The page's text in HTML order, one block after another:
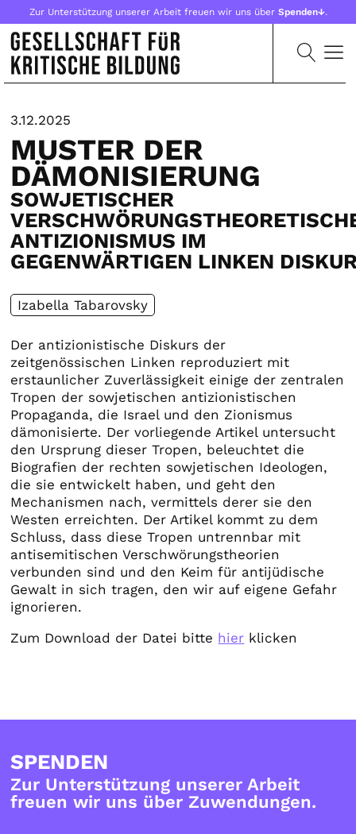
Zur Unterstützung unserer Arbeit freuen wir uns über Spenden↓.
3.12.2025
MUSTER DER
DÄMONISIERUNG
SOWJETISCHER
ANTIZIONISMUS IM
GEGENWÄRTIGEN LINKEN
Izabella Tabarovsky
Der antizionistische Diskurs der
zeitgenössischen Linken reproduziert mit
erstaunlicher Zuverlässigkeit einige der zentralen
Tropen der sowjetischen antizionistischen
Propaganda, die Israel und den Zionismus
dämonisierte. Der vorliegende Artikel untersucht
den Ursprung dieser Tropen, beleuchtet die
Biografien der rechten sowjetischen Ideologen,
die sie entwickelt haben, und geht den
Mechanismen nach, vermittels derer sie den
Westen erreichten. Der Artikel kommt zu dem
Schluss, dass diese Tropen untrennbar mit
antisemitischen Verschwörungstheorien
verbunden sind und den Keim für antijüdische
Gewalt in sich tragen, den wir auf eigene Gefahr
ignorieren.
Zum Download der Datei bitte hier klicken
SPENDEN
Zur Unterstützung unserer Arbeit
freuen wir uns über Zuwendungen.